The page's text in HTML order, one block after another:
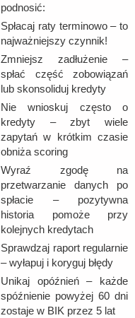
podnosić:
Spłacaj raty terminowo – to
najważniejszy czynnik!
Zmniejsz zadłużenie –
spłać część zobowiązań
lub skonsoliduj kredyty
Nie wnioskuj często o
kredyty – zbyt wiele
zapytań w krótkim czasie
obniża scoring
Wyraź zgodę na
przetwarzanie danych po
spłacie – pozytywna
historia pomoże przy
kolejnych kredytach
Sprawdzaj raport regularnie
– wyłapuj i koryguj błędy
Unikaj opóźnień – każde
spóźnienie powyżej 60 dni
zostaje w BIK przez 5 lat